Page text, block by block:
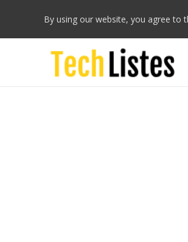
By using our website, you agree to